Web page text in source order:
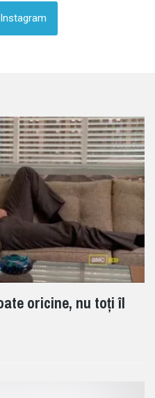
oricine, nu toți îl